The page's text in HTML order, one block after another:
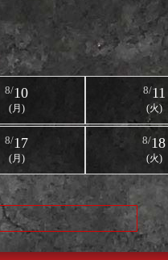
8/10
(月)
8/11
(火)
8/17
(月)
8/18
(火)